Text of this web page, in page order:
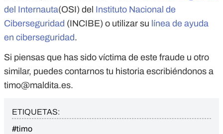
del Internauta(OSI) del Instituto Nacional de
Ciberseguridad (INCIBE) o utilizar su línea de ayuda
en ciberseguridad.
Si piensas que has sido víctima de este fraude u otro
similar, puedes contarnos tu historia escribiéndonos a
timo@maldita.es.
ETIQUETAS:
#timo